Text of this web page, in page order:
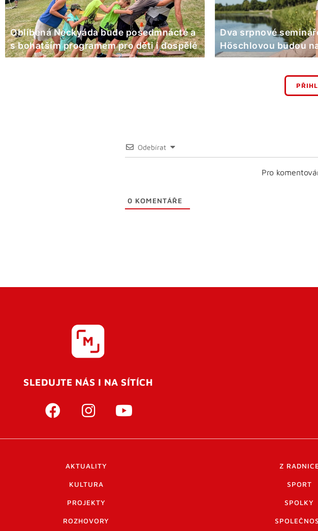
Oblíbená Neckyáda bude posedmnácté a
s bohatším programem pro děti i dospělé
Dva srpnové
Höschlovou budou
Odebírat
Pro
0 KOMENTÁŘE
SLEDUJTE NÁS I NA SÍTÍCH
AKTUALITY Z RADNICE
KULTURA SPORT
PROJEKTY SPOLKY
ROZHOVORY